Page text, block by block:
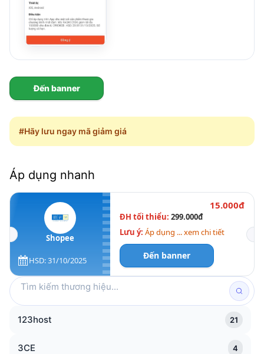
Đến banner
#Hãy lưu ngay mã giảm giá
Áp dụng nhanh
Shopee
HSD: 31/10/2025
15.000đ
ĐH tối thiểu: 299.000đ
Lưu ý: Áp dụng ... xem chi tiết
Đến banner
Tìm
kiếm
thương
hiệu
123host 21
3CE 4